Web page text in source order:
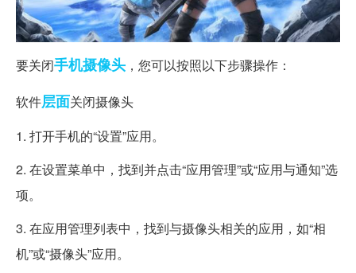
要关闭手机摄像头 ，您可以按照以下步骤操作：
软件层面关闭摄像头
1. 打开手机的“设置”应用。
2. 在设置菜单中，找到并点击“应用管理”或“应用与通知”选
项。
3. 在应用管理列表中，找到与摄像头相关的应用，如“相
机”或“摄像头”应用。